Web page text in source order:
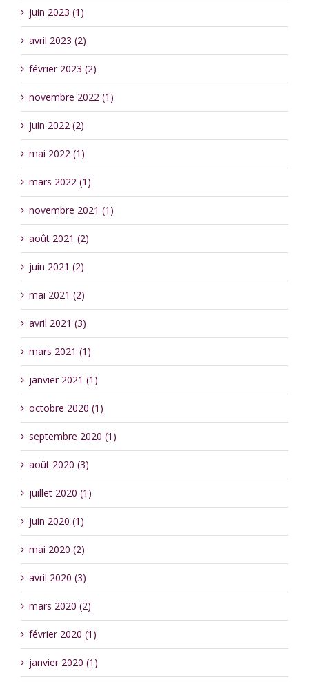
juin 2023 (1)
avril 2023 (2)
février 2023 (2)
novembre 2022 (1)
juin 2022 (2)
mai 2022 (1)
mars 2022 (1)
novembre 2021 (1)
août 2021 (2)
juin 2021 (2)
mai 2021 (2)
avril 2021 (3)
mars 2021 (1)
janvier 2021 (1)
octobre 2020 (1)
septembre 2020 (1)
août 2020 (3)
juillet 2020 (1)
juin 2020 (1)
mai 2020 (2)
avril 2020 (3)
mars 2020 (2)
février 2020 (1)
janvier 2020 (1)